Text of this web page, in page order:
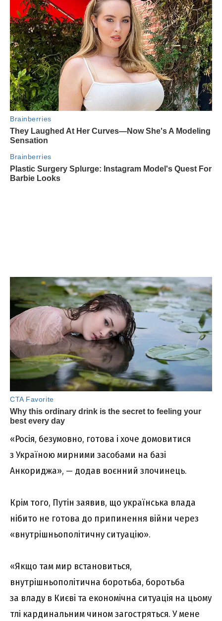
«Росія, безумовно, готова і хоче домовитися
з Україною мирними засобами на базі
Анкориджа», — додав воєнний злочинець.
Крім того, Путін заявив, що українська влада
нібито не готова до припинення війни через
«внутрішньополітичну ситуацію».
«Якщо там мир встановиться,
внутрішньополітична боротьба, боротьба
за владу в Києві та економічна ситуація на цьому
тлі кардинальним чином загостряться. У мене